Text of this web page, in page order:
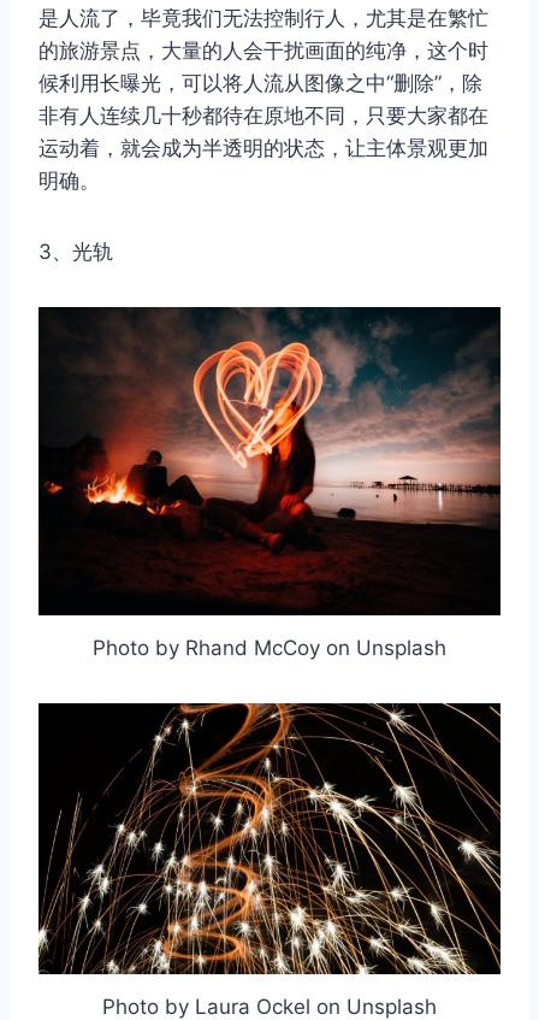
是人流了，毕竟我们无法控制行人，尤其是在繁忙
的旅游景点，大量的人会干扰画面的纯净，这个时
候利用长曝光，可以将人流从图像之中“删除”，除
非有人连续几十秒都待在原地不同，只要大家都在
运动着，就会成为半透明的状态，让主体景观更加
明确。
3、光轨
Photo by Rhand McCoy on Unsplash
Photo by Laura Ockel on Unsplash
取消 搜索